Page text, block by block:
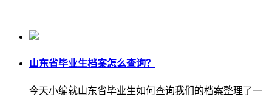
山东省毕业生档案怎么查询？
今天小编就山东省毕业生如何查询我们的档案整理了一